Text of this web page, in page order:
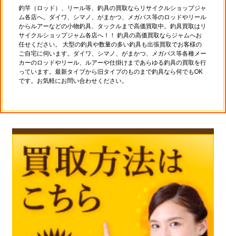
釣竿（ロッド）、リール等、釣具の買取ならリサイクルショップジャ
ム各店へ。ダイワ、シマノ、がまかつ、メガバス等のロッドやリール
からルアーなどの小物釣具、タックルまで高価買取中。釣具買取はリ
サイクルショップジャム各店へ！！ 釣具の高価買取ならジャムへお
任せください。 大型の釣具や数量の多い釣具も出張買取でお客様の
ご自宅に伺います。ダイワ、シマノ、がまかつ、メガバス等各種メー
カーのロッドやリール、ルアーや仕掛けまであらゆる釣具の買取を行
っています。最新タイプから旧タイプのものまで釣具なら何でもOK
です。お気軽にお問い合わせください。